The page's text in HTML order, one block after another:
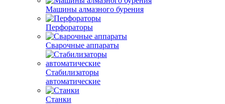
Машины алмазного бурения
Перфораторы
Сварочные аппараты
Стабилизаторы
автоматические
Станки